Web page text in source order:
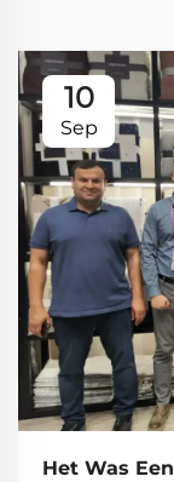
10
Sep
Het Was